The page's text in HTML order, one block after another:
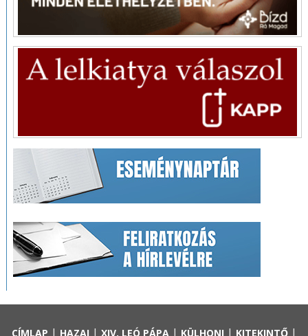
CÍMLAP | HAZAI | XIV. LEÓ PÁPA | KÜLHONI | KITEKINTŐ|